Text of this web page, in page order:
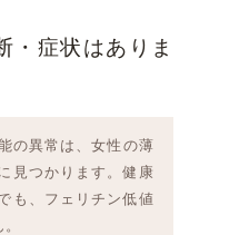
・症状はありま
の異常は、女性の薄
見つかります。健康
も、フェリチン低値